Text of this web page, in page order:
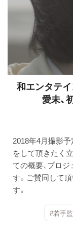
和エンタテ
愛未、
2018年4月撮影予
をして頂きたく
ての概要、プロ
す。ご賛同して
す。
#若手